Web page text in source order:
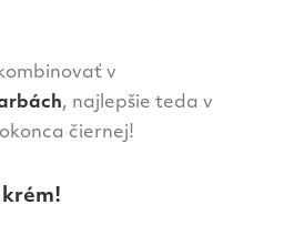
v
, najlepšie teda v
čiernej!